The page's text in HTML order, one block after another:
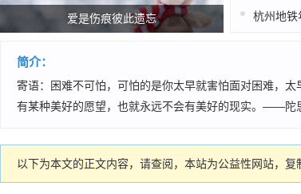
爱是伤痕彼此遗忘
简介：
寄语：困难不可怕，可怕的是你太早就害怕面对困难，
有某种美好的愿望，也就永远不会有美好的现实。——陀
以下为本文的正文内容，请查阅，本站为公益性网站，复